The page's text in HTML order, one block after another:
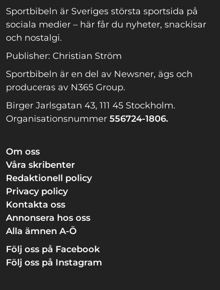
Sportbibeln är Sveriges största sportsida på
sociala medier – här får du nyheter, snackisar
och nostalgi.
Publisher: Christian Ström
Sportbibeln är en del av Newsner, ägs och
produceras av N365 Group.
Birger Jarlsgatan 43, 111 45 Stockholm.
Organisationsnummer 556724-1806.
Om oss
Våra skribenter
Redaktionell policy
Privacy policy
Kontakta oss
Annonsera hos oss
Alla ämnen A-Ö
Följ oss på Facebook
Följ oss på Instagram